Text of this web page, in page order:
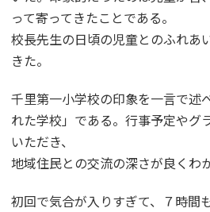
って寄ってきたことである。
校長先生の日頃の児童とのふれあ
きた。
千里第一小学校の印象を一言で述
れた学校」である。行事予定やグ
いただき、
地域住民との交流の深さが良くわ
初回で気合が入りすぎて、７時間